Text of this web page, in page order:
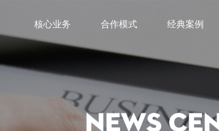
核心业务
综合能源服务
能源托管
碳管理
辐射采暖
合作模式 经典案例